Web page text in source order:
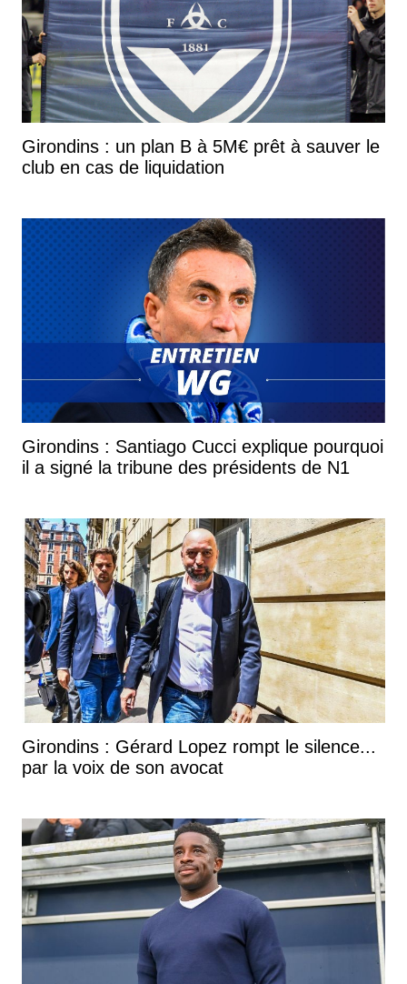
Girondins : un plan B à 5M€ prêt à sauver le
club en cas de liquidation
Girondins : Santiago Cucci explique pourquoi
il a signé la tribune des présidents de N1
Girondins : Gérard Lopez rompt le silence...
par la voix de son avocat